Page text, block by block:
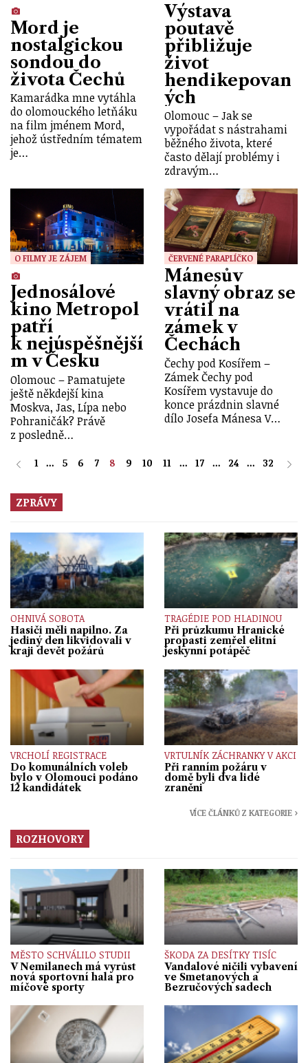
Mord je
nostalgickou
sondou do
života Čechů
Kamarádka mne vytáhla
do olomouckého letňáku
na film jménem Mord,
jehož ústředním tématem
je…
Výstava
poutavě
přibližuje
život
hendikepovan
ých
Olomouc – Jak se
vypořádat s nástrahami
běžného života, které
často dělají problémy i
zdravým…
O FILMY JE ZÁJEM
Jednosálové
kino Metropol
patří
k nejúspěšnější
m v Česku
Olomouc – Pamatujete
ještě někdejší kina
Moskva, Jas, Lípa nebo
Pohraničák? Právě
z posledně…
ČERVENÉ PARAPLÍČKO
Mánesův
slavný obraz se
vrátil na
zámek v
Čechách
Čechy pod Kosířem –
Zámek Čechy pod
Kosířem vystavuje do
konce prázdnin slavné
dílo Josefa Mánesa V…
1 ... 5 6 7 8 9 10 11 ... 17 ... 24 ... 32
ZPRÁVY
OHNIVÁ SOBOTA
Hasiči měli napilno. Za
jediný den likvidovali v
kraji devět požárů
TRAGÉDIE POD HLADINOU
Při průzkumu Hranické
propasti zemřel elitní
jeskynní potápěč
VRCHOLÍ REGISTRACE
Do komunálních voleb
bylo v Olomouci podáno
12 kandidátek
VRTULNÍK ZÁCHRANKY V AKCI
Při ranním požáru v
domě byli dva lidé
zraněni
VÍCE ČLÁNKŮ Z KATEGORIE ›
ROZHOVORY
MĚSTO SCHVÁLILO STUDII
V Nemilanech má vyrůst
nová sportovní hala pro
míčové sporty
ŠKODA ZA DESÍTKY TISÍC
Vandalové ničili vybavení
ve Smetanových a
Bezručových sadech